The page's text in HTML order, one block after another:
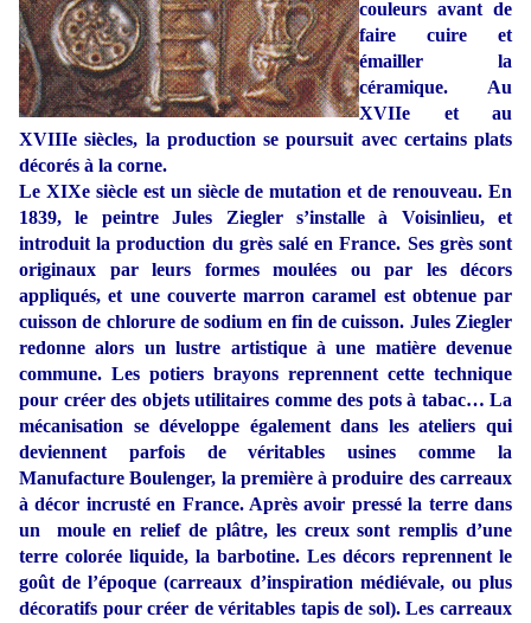
couleurs avant de
faire cuire et
émailler la
céramique. Au
XVIIe et au
XVIIIe siècles, la production se poursuit avec certains plats
décorés à la corne.
Le XIXe siècle est un siècle de mutation et de renouveau. En
1839, le peintre Jules Ziegler s’installe à Voisinlieu, et
introduit la production du grès salé en France. Ses grès sont
originaux par leurs formes moulées ou par les décors
appliqués, et une couverte marron caramel est obtenue par
cuisson de chlorure de sodium en fin de cuisson. Jules Ziegler
redonne alors un lustre artistique à une matière devenue
commune. Les potiers brayons reprennent cette technique
pour créer des objets utilitaires comme des pots à tabac… La
mécanisation se développe également dans les ateliers qui
deviennent parfois de véritables usines comme la
Manufacture Boulenger, la première à produire des carreaux
à décor incrusté en France. Après avoir pressé la terre dans
un moule en relief de plâtre, les creux sont remplis d’une
terre colorée liquide, la barbotine. Les décors reprennent le
goût de l’époque (carreaux d’inspiration médiévale, ou plus
décoratifs pour créer de véritables tapis de sol). Les carreaux